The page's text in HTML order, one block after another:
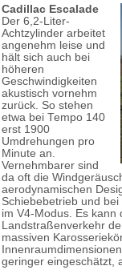
Cadillac Escalade
Der 6,2-Liter-
Achtzylinder arbeitet
angenehm leise und
hält sich auch bei
höheren
Geschwindigkeiten
akustisch vornehm
zurück. So stehen
etwa bei Tempo 140
erst 1900
Umdrehungen pro
Minute an.
Vernehmbarer sind
da oft die
aerodynamischen
Schiebebetrieb und
im V4-Modus. Es kann
Landstraßenverkehr
massiven
geringer eingeschätzt,